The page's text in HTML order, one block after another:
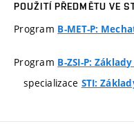
POUŽITÍ PŘEDMĚTU VE
Program B-MET-P:
Program B-ZSI-P:
specializace STI: